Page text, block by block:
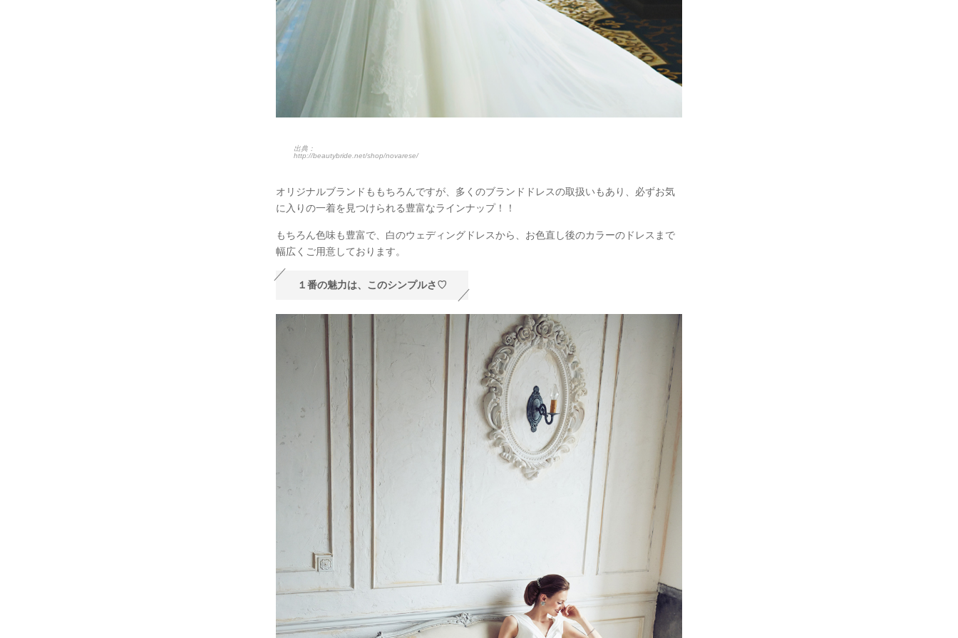
出典：
http://beautybride.net/shop/novarese/
オリジナルブランドももちろんですが、多くのブランドドレスの取扱いもあり、必ずお気
に入りの一着を見つけられる豊富なラインナップ！！
もちろん色味も豊富で、白のウェディングドレスから、お色直し後のカラーのドレスまで
幅広くご用意しております。
１番の魅力は、このシンプルさ♡